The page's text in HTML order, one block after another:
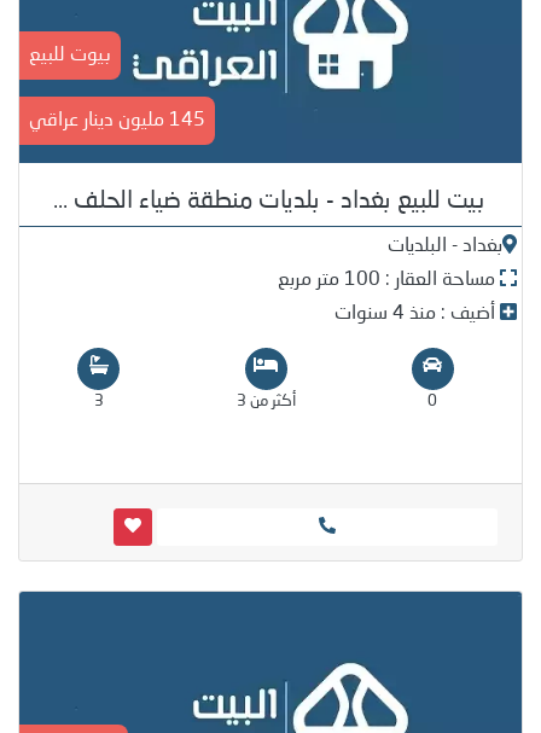
بيوت للبيع
145 مليون دينار عراقي
بيت للبيع بغداد - بلديات منطقة ضياء الحلف ...
بغداد - البلديات
مساحة العقار : 100 متر مربع
أضيف : منذ 4 سنوات
0 أكثر من 3 3